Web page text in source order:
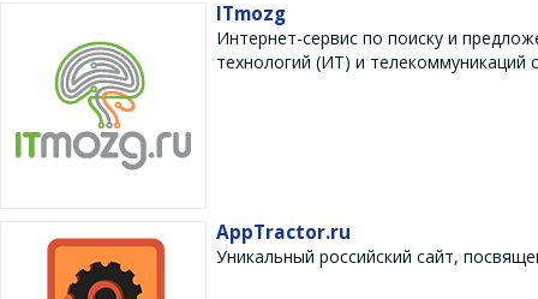
ITmozg
Интернет-сервис по поиску и
технологий (ИТ) и телекоммуникаций
AppTractor.ru
Уникальный российский сайт,